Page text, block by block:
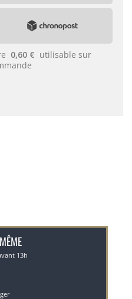
0,60 € utilisable sur
13h